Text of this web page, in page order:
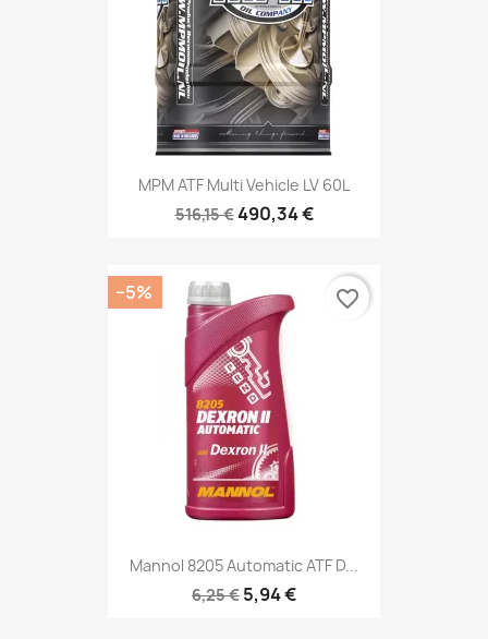
MPM ATF Multi Vehicle LV 60L
516,15 €490,34 €
Mannol 8205 Automatic ATF D...
6,25 € 5,94 €
−5% favorite_border